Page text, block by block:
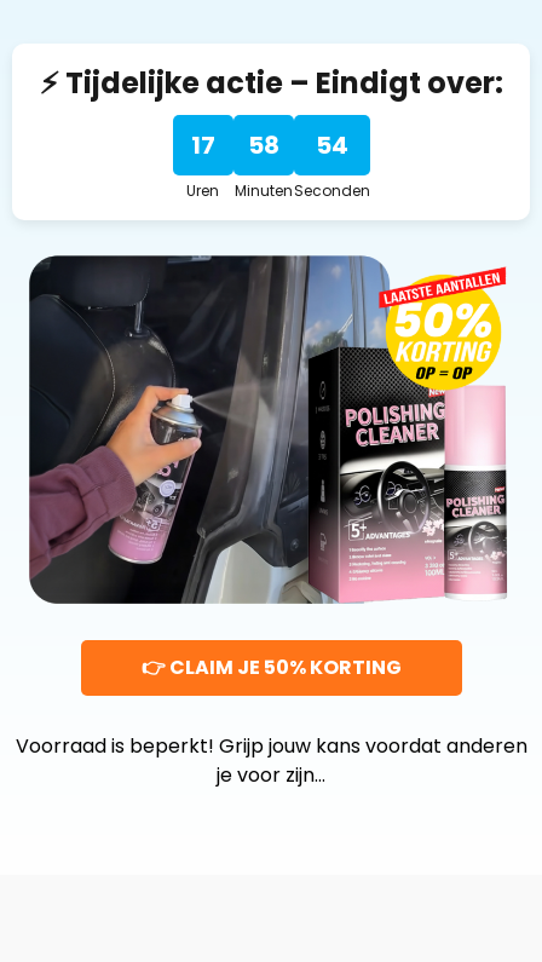
⚡ Tijdelijke actie – Eindigt over:
17
Uren
58
Minuten
53
Seconden
👉 CLAIM JE 50% KORTING
Voorraad is beperkt! Grijp jouw kans voordat anderen
je voor zijn…